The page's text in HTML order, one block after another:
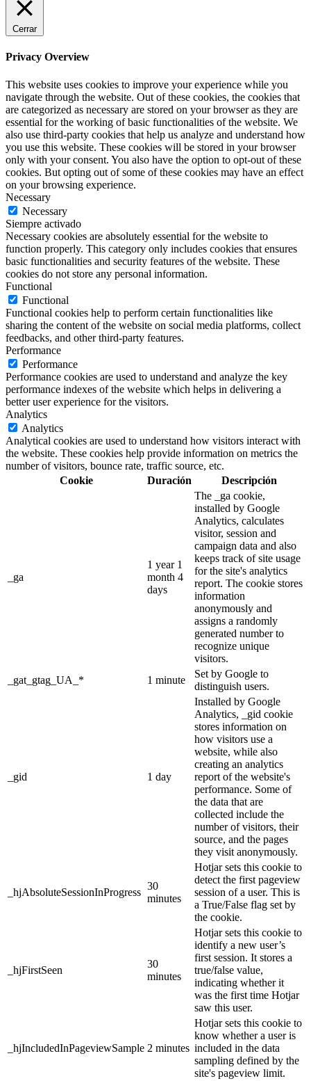
Cerrar
Privacy Overview
This website uses cookies to improve your experience while you
navigate through the website. Out of these cookies, the cookies that
are categorized as necessary are stored on your browser as they are
essential for the working of basic functionalities of the website. We
also use third-party cookies that help us analyze and understand how
you use this website. These cookies will be stored in your browser
only with your consent. You also have the option to opt-out of these
cookies. But opting out of some of these cookies may have an effect
on your browsing experience.
Necessary
Necessary
Siempre activado
Necessary cookies are absolutely essential for the website to
function properly. This category only includes cookies that ensures
basic functionalities and security features of the website. These
cookies do not store any personal information.
Functional
Functional
Functional cookies help to perform certain functionalities like
sharing the content of the website on social media platforms, collect
feedbacks, and other third-party features.
Performance
Performance
Performance cookies are used to understand and analyze the key
performance indexes of the website which helps in delivering a
better user experience for the visitors.
Analytics
Analytics
Analytical cookies are used to understand how visitors interact with
the website. These cookies help provide information on metrics the
number of visitors, bounce rate, traffic source, etc.
Cookie
Duración Descripción
_ga
1 year 1
month 4
days
The _ga cookie,
installed by Google
Analytics, calculates
visitor, session and
campaign data and also
keeps track of site usage
for the site's analytics
report. The cookie stores
information
anonymously and
assigns a randomly
generated number to
recognize unique
visitors.
_gat_gtag_UA_*
1 minute
Set by Google to
distinguish users.
_gid 1 day
Installed by Google
Analytics, _gid cookie
stores information on
how visitors use a
website, while also
creating an analytics
report of the website's
performance. Some of
the data that are
collected include the
number of visitors, their
source, and the pages
they visit anonymously.
_hjAbsoluteSessionInProgress
30
minutes
Hotjar sets this cookie to
detect the first pageview
session of a user. This is
a True/False flag set by
the cookie.
_hjFirstSeen
30
minutes
Hotjar sets this cookie to
identify a new user’s
first session. It stores a
true/false value,
indicating whether it
was the first time Hotjar
saw this user.
_hjIncludedInPageviewSample 2 minutes
Hotjar sets this cookie to
know whether a user is
included in the data
sampling defined by the
site's pageview limit.